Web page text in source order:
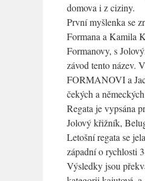
domova i z ciziny.
První myšlenka se
Formana a Kamila
Formanovy, s
závod tento název.
FORMANOVI a
čekých a
Regata je vypsána
Jolový křižník,
Letošní regata se
západní o rychlosti
Výsledky jsou